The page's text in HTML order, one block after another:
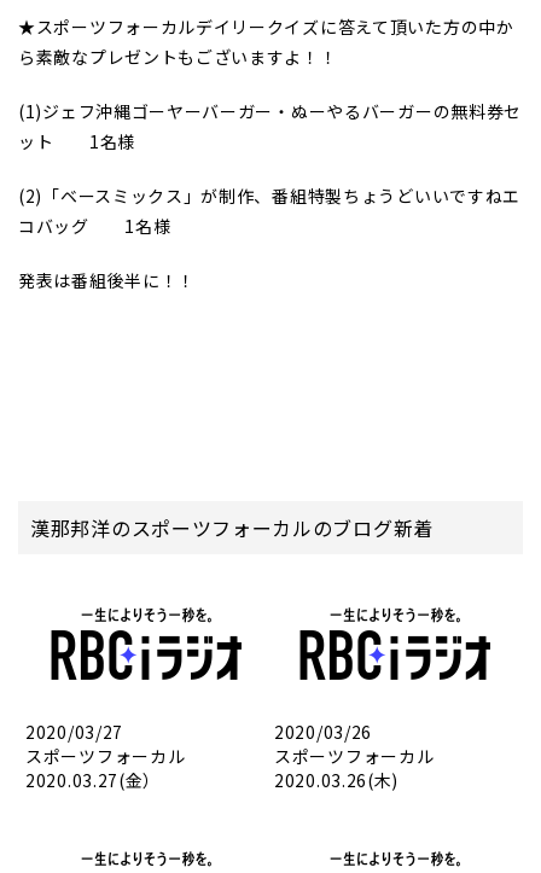
★スポーツフォーカルデイリークイズに答えて頂いた方の中か
ら素敵なプレゼントもございますよ！！
(1)ジェフ沖縄ゴーヤーバーガー・ぬーやるバーガーの無料券セ
ット 1名様
(2)「ベースミックス」が制作、番組特製ちょうどいいですねエ
コバッグ 1名様
発表は番組後半に！！
漢那邦洋のスポーツフォーカルのブログ新着
2020/03/27
スポーツフォーカル
2020.03.27(金）
2020/03/26
スポーツフォーカル
2020.03.26(木)